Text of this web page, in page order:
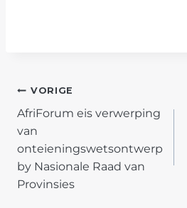
POST
NAVIGATION
VORIGE
AfriForum eis verwerping
van
onteieningswetsontwerp
by Nasionale Raad van
Provinsies